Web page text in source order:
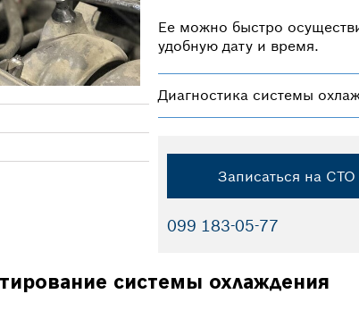
Ее можно быстро
удобную дату и время.
Диагностика системы
Записаться на СТО
099 183-05-77
системы охлаждения